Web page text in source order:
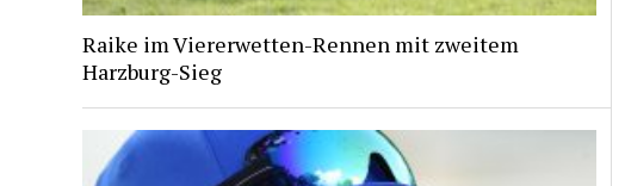
Raike im Viererwetten-Rennen mit zweitem
Harzburg-Sieg